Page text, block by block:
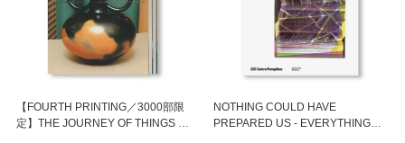
【FOURTH PRINTING／3000部限
定】THE JOURNEY OF THINGS by
NOTHING COULD HAVE
PREPARED US - EVERYTHING